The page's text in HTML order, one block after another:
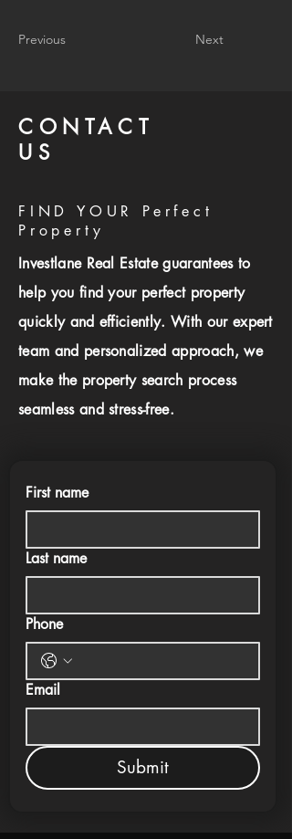
Previous Next
CONTACT
US
FIND YOUR Perfect
Property
Investlane Real Estate guarantees to
help you find your perfect property
quickly and efficiently. With our expert
team and personalized approach, we
make the property search process
seamless and stress-free.
First name
Last name
Phone
Email
Submit